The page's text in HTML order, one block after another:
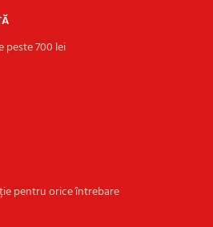
peste 700 lei
pentru orice întrebare